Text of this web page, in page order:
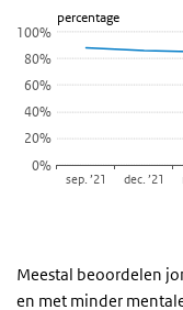
(zeer) goed
Bekijk als data tabel.
De grafiek heeft 1 X-
De grafiek heeft 1 Y-
percentage
0%
20%
40%
60%
80%
100%
sep. ’21 dec. ’21
Meestal beoordelen
en met minder